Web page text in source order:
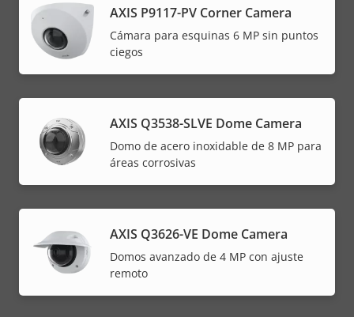
AXIS P9117-PV Corner Camera
Cámara para esquinas 6 MP sin puntos
ciegos
AXIS Q3538-SLVE Dome Camera
Domo de acero inoxidable de 8 MP para
áreas corrosivas
AXIS Q3626-VE Dome Camera
Domos avanzado de 4 MP con ajuste
remoto